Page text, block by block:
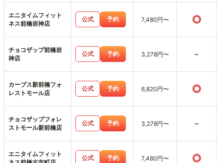
エニタイムフィット
ネス前橋岩神店
公式 予約 7,480円〜 ○
チョコザップ前橋岩
神店
公式 予約 3,278円〜 -
カーブス新前橋フォ
レストモール店
公式 予約 6,820円〜 ○
チョコザップフォレ
ストモール新前橋店
公式 予約 3,278円〜 -
エニタイムフィット
公式 予約 7,480円〜 ○